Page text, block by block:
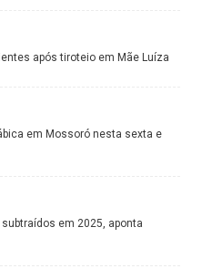
após tiroteio em Mãe Luíza
em Mossoró nesta sexta e
em 2025, aponta